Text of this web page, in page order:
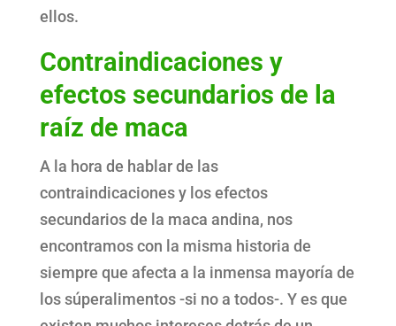
ellos.
Contraindicaciones y
efectos secundarios de la
raíz de maca
A la hora de hablar de las
contraindicaciones y los efectos
secundarios de la maca andina, nos
encontramos con la misma historia de
siempre que afecta a la inmensa mayoría de
los súperalimentos -si no a todos-. Y es que